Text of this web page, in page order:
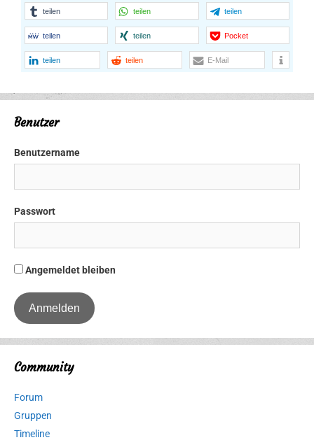
teilen teilen teilen
teilen teilen Pocket
teilen teilen E-Mail
Benutzer
Benutzername
Passwort
Angemeldet bleiben
Community
Forum
Gruppen
Timeline